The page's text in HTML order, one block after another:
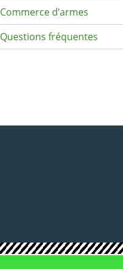
Commerce d’armes
Questions fréquentes